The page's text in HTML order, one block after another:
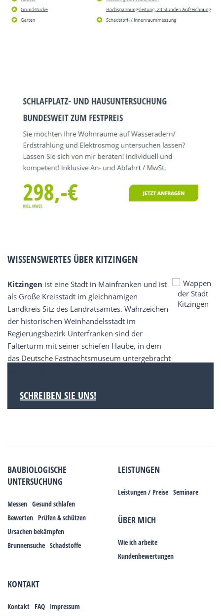
WISSENSWERTES ÜBER KITZINGEN
Kitzingen ist eine Stadt in Mainfranken und ist
als Große Kreisstadt im gleichnamigen
Landkreis Sitz des Landratsamtes. Wahrzeichen
der historischen Weinhandelsstadt im
Regierungsbezirk Unterfranken sind der
Falterturm mit seiner schiefen Haube, in dem
das Deutsche Fastnachtsmuseum untergebracht
SCHREIBEN SIE UNS!
BAUBIOLOGISCHE
UNTERSUCHUNG
Messen Gesund schlafen
Bewerten Prüfen & schützen
Ursachen bekämpfen
Brunnensuche Schadstoffe
LEISTUNGEN
Leistungen / Preise Seminare
ÜBER MICH
Wie ich arbeite
Kundenbewertungen
KONTAKT
Kontakt FAQ Impressum